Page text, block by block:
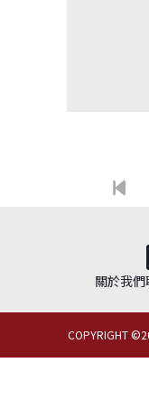
關於我們
COPYRIGHT ©